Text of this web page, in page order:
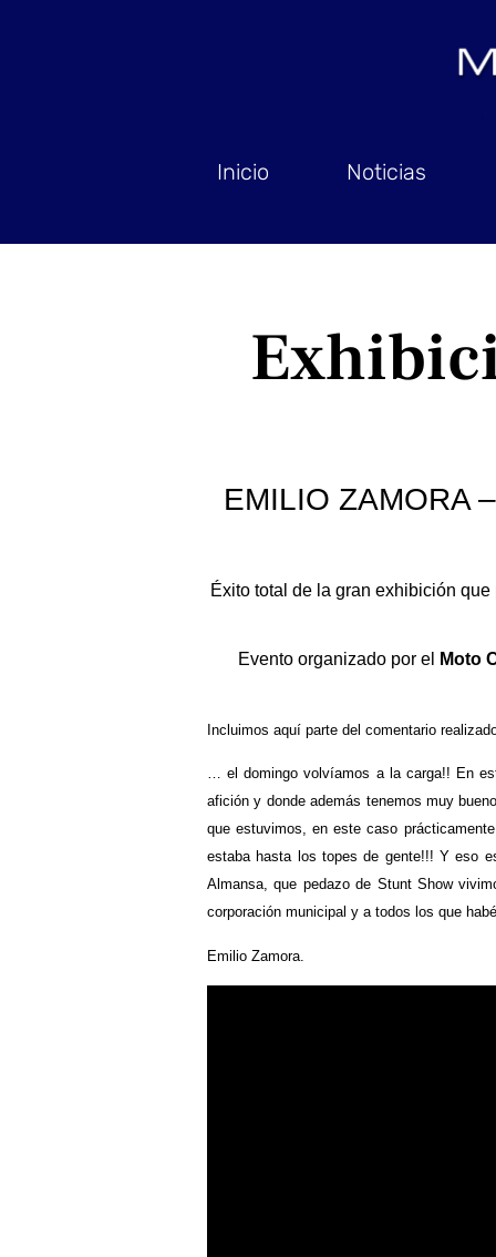
Inicio Noticias
EMILIO ZAMORA
Éxito total de la gran exhibición
Evento organizado por el Moto
Incluimos aquí parte del comentario
… el domingo volvíamos a la carga!! En
afición y donde además tenemos muy
que estuvimos, en este caso
estaba hasta los topes de gente!!! Y eso
Almansa, que pedazo de Stunt Show
corporación municipal y a todos los que
Emilio Zamora.